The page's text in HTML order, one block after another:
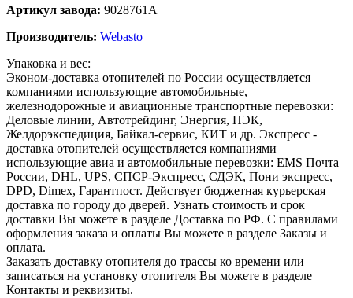
Артикул завода: 9028761A
Производитель: Webasto
Упаковка и вес:
Эконом-доставка отопителей по России осуществляется
компаниями использующие автомобильные,
железнодорожные и авиационные транспортные перевозки:
Деловые линии, Автотрейдинг, Энергия, ПЭК,
Желдорэкспедиция, Байкал-сервис, КИТ и др. Экспресс -
доставка отопителей осуществляется компаниями
использующие авиа и автомобильные перевозки: EMS Почта
России, DHL, UPS, СПСР-Экспресс, СДЭК, Пони экспресс,
DPD, Dimex, Гарантпост. Действует бюджетная курьерская
доставка по городу до дверей. Узнать стоимость и срок
доставки Вы можете в разделе Доставка по РФ. С правилами
оформления заказа и оплаты Вы можете в разделе Заказы и
оплата.
Заказать доставку отопителя до трассы ко времени или
записаться на установку отопителя Вы можете в разделе
Контакты и реквизиты.